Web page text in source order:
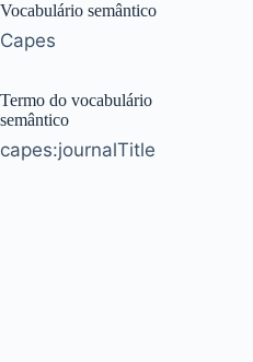
Vocabulário semântico
Capes
Termo do vocabulário
semântico
capes:journalTitle